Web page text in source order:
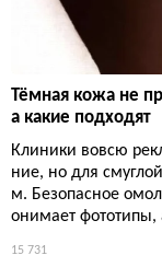
Тёмная кожа не
а какие подходят
Клиники вовсю
ние, но для
м. Безопасное
онимает фототипы,
15 731